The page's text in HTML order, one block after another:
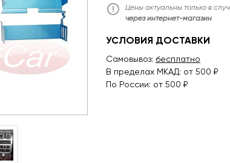
Цены актуальны только в
через интернет-магазин
УСЛОВИЯ ДОСТАВКИ
Самовывоз: бесплатно
В пределах МКАД: от 500 ₽
По России: от 500 ₽